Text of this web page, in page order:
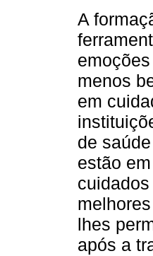
A
menos
em
de
estão
lhes
após a